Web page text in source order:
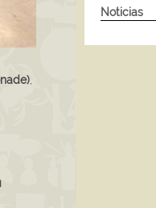
,
Noticias